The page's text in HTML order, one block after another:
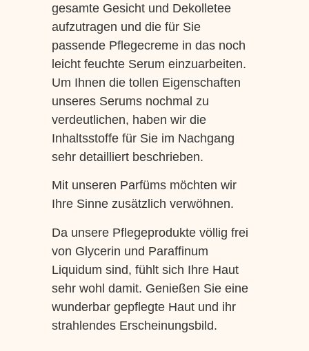
gesamte Gesicht und Dekolletee
aufzutragen und die für Sie
passende Pflegecreme in das noch
leicht feuchte Serum einzuarbeiten.
Um Ihnen die tollen Eigenschaften
unseres Serums nochmal zu
verdeutlichen, haben wir die
Inhaltsstoffe für Sie im Nachgang
sehr detailliert beschrieben.
Mit unseren Parfüms möchten wir
Ihre Sinne zusätzlich verwöhnen.
Da unsere Pflegeprodukte völlig frei
von Glycerin und Paraffinum
Liquidum sind, fühlt sich Ihre Haut
sehr wohl damit. Genießen Sie eine
wunderbar gepflegte Haut und ihr
strahlendes Erscheinungsbild.